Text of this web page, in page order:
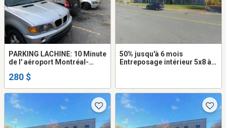
PARKING LACHINE: 10 Minute
de l' aéroport Montréal-
280 $
50% jusqu'à 6 mois
Entreposage intérieur 5x8 à